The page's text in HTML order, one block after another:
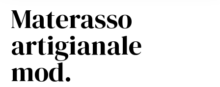
Materasso
artigianale
mod.